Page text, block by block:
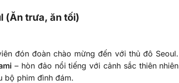
(Ăn trưa, ăn tối)
đón đoàn chào mừng đến với thủ đô Seoul.
– hòn đảo nổi tiếng với cảnh sắc thiên nhiên
bộ phim đình đám.